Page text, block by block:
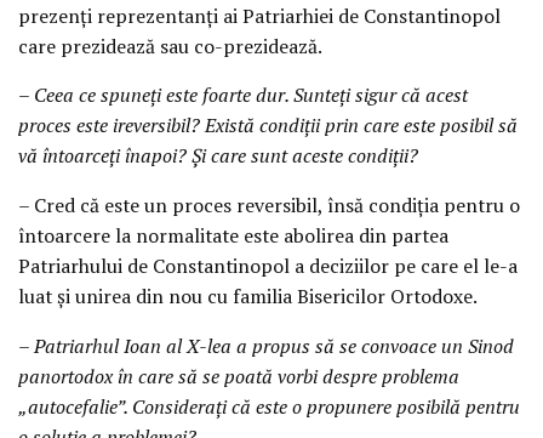
prezenți reprezentanți ai Patriarhiei de Constantinopol
care prezidează sau co-prezidează.
– Ceea ce spuneți este foarte dur. Sunteți sigur că acest
proces este ireversibil? Există condiții prin care este posibil să
vă întoarceți înapoi? Și care sunt aceste condiții?
– Cred că este un proces reversibil, însă condiția pentru o
întoarcere la normalitate este abolirea din partea
Patriarhului de Constantinopol a deciziilor pe care el le-a
luat și unirea din nou cu familia Bisericilor Ortodoxe.
– Patriarhul Ioan al X-lea a propus să se convoace un Sinod
panortodox în care să se poată vorbi despre problema
„autocefalie”. Considerați că este o propunere posibilă pentru